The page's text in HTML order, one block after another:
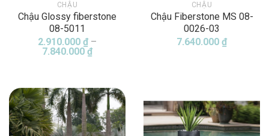
CHẬU
Chậu Glossy fiberstone
08-5011
2.910.000 ₫ –
7.840.000 ₫Khoảng
đến
7.840.000 ₫
CHẬU
Chậu Fiberstone MS 08-
0026-03
7.640.000 ₫